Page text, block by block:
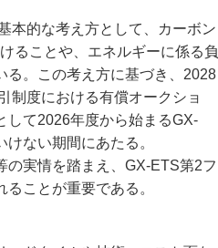
本的な考え方として、カーボン
ることや、エネルギーに係る負
る。この考え方に基づき、2028
制度における有償オークショ
して2026年度から始まるGX-
ない期間にあたる。
実情を踏まえ、GX-ETS第2フ
ことが重要である。